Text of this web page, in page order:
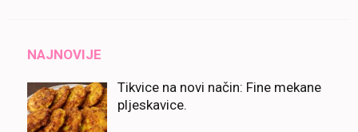
NAJNOVIJE
Tikvice na novi način: Fine mekane
pljeskavice.